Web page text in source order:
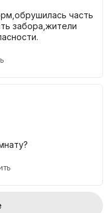
Shoshkent
4-комнатные
в рассрочку на 15
от 92 до 113 кв.
к
часть
забора,жители